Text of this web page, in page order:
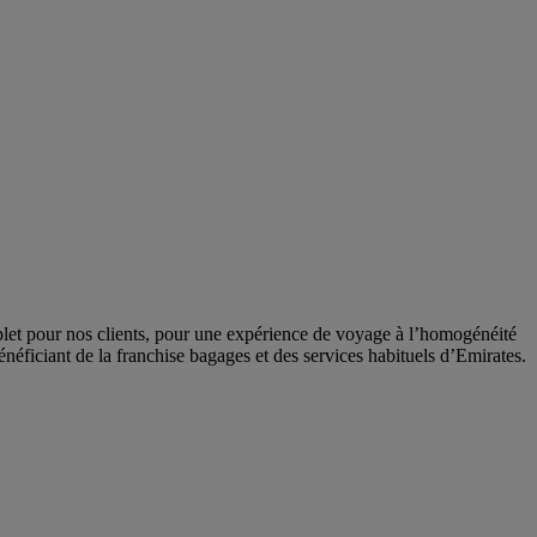
pour nos clients, pour une expérience de voyage à l’homogénéité
de la franchise bagages et des services habituels d’Emirates.